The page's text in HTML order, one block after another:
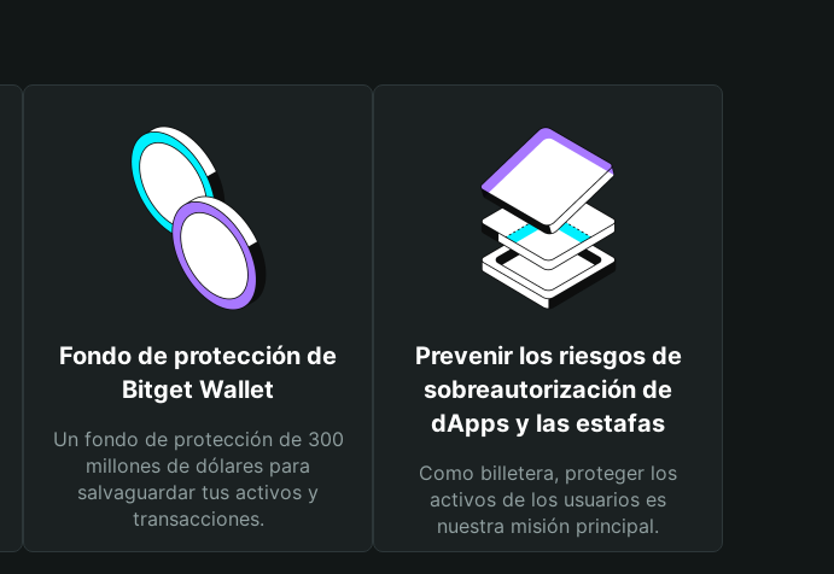
Fondo de protección de
Bitget Wallet
Un fondo de protección de 300
millones de dólares para
salvaguardar tus activos y
transacciones.
Prevenir los riesgos de
sobreautorización de
dApps y las estafas
Como billetera, proteger los
activos de los usuarios es
nuestra misión principal.